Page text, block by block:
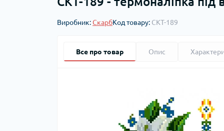
Виробник:СкарбКод товару: СКТ-189
Все про товар Опис